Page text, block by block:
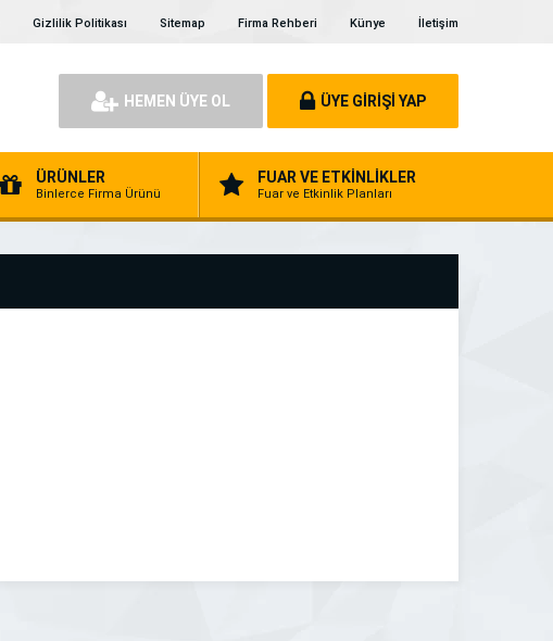
Gizlilik Politikası Sitemap Firma Rehberi Künye İletişim
HEMEN ÜYE OL ÜYE GİRİŞİ YAP
ÜRÜNLER
Binlerce Firma Ürünü
FUAR VE ETKİNLİKLER
Fuar ve Etkinlik Planları